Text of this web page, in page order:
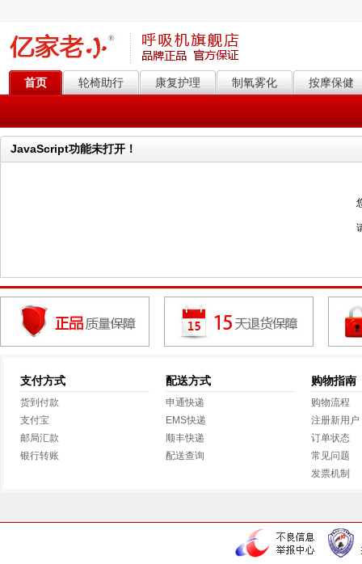
首页 轮椅助行 康复护理 制氧雾化 按摩保健
JavaScript功能未打开！
支付方式
货到付款
支付宝
邮局汇款
银行转账
配送方式
申通快递
EMS快递
顺丰快递
配送查询
购物指南
购物流程
注册新用户
订单状态
常见问题
发票机制